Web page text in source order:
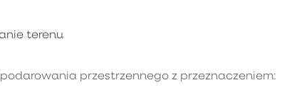
terenu
przestrzennego z przeznaczeniem: